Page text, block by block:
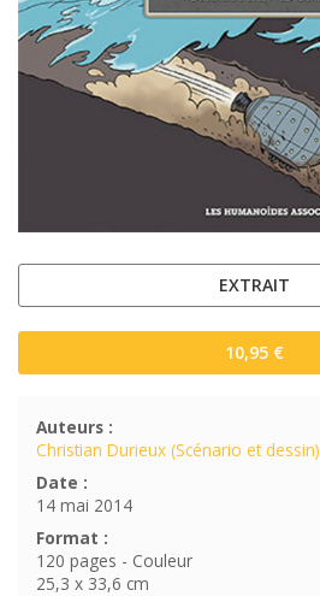
EXTRAIT
10,95 €
Auteurs :
Christian Durieux (Scénario et dessin)
Date :
14 mai 2014
Format :
120 pages - Couleur
25,3 x 33,6 cm